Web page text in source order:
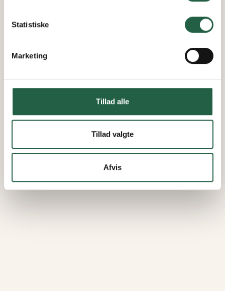
personlige oplysninger
Statistiske
Marketing
Tillad alle
Tillad valgte
Afvis